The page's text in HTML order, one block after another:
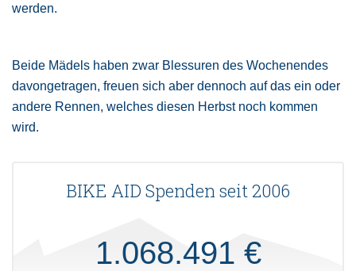
werden.
Beide Mädels haben zwar Blessuren des Wochenendes
davongetragen, freuen sich aber dennoch auf das ein oder
andere Rennen, welches diesen Herbst noch kommen
wird.
BIKE AID Spenden seit 2006
1.068.491 €